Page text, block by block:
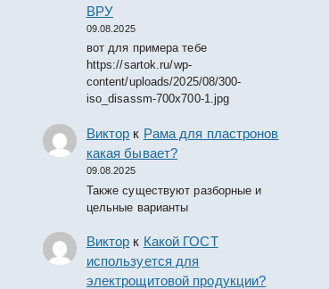
ВРУ
09.08.2025
вот для примера тебе
https://sartok.ru/wp-
content/uploads/2025/08/300-
iso_disassm-700x700-1.jpg
Виктор к Рама для пластронов
какая бывает?
09.08.2025
Также существуют разборные и
цельные варианты
Виктор к Какой ГОСТ
используется для
электрощитовой продукции?